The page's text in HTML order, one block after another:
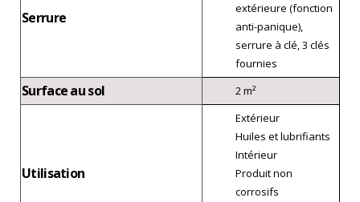
Serrure
extérieure (fonction
anti-panique),
serrure à clé, 3 clés
fournies
Surface au sol 2 m²
Utilisation
Extérieur
Huiles et lubrifiants
Intérieur
Produit non
corrosifs